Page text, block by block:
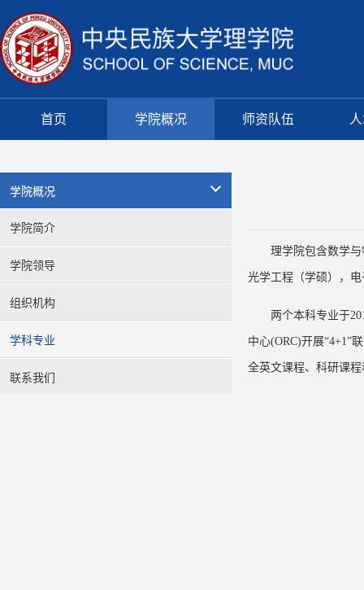
首页 学院概况 师资队伍
学院概况
学院简介
学院领导
组织机构
学科专业
联系我们
理学院包含数学
光学工程（学硕），
两个本科专业于
中心(ORC)开展“4+1”
全英文课程、科研课